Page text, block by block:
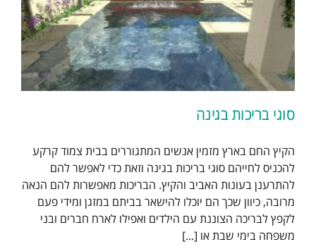
סוגי בריכות בגינה
הקיץ החם בארץ מזמין אנשים המתגוררים בבית צמוד קרקע
להכניס לחייהם סוגי בריכות בגינה וזאת כדי לאפשר להם
להתרענן בעונות האביב והקיץ. הבריכות מאפשרות להם הנאה
מרובה, כיוון שכך הם יוכלו להישאר בביתם במזגן ומידי פעם
לקפץ לבריכה הצוננת עם הילדים ואפילו לארח חברים ובני
משפחה בימי שבת או [...]